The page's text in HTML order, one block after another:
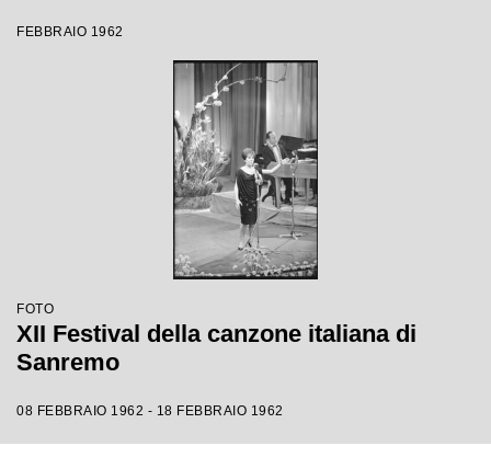
FEBBRAIO 1962
FOTO
XII Festival della canzone italiana di
Sanremo
08 FEBBRAIO 1962 - 18 FEBBRAIO 1962